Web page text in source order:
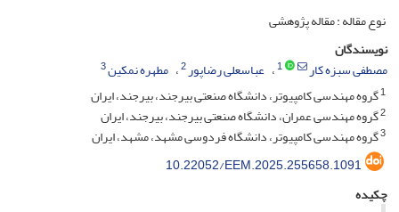
نوع مقاله : مقاله پژوهشی
نویسندگان
مصطفی سبزه کار
1 عباسعلی رضاپور2 مطهره نمکین3
1گروه مهندسی کامپیوتر، دانشگاه صنعتی بیرجند، بیرجند، ایران
2گروه مهندسی عمران، دانشگاه صنعتی بیرجند، بیرجند، ایران
3گروه مهندسی کامپیوتر، دانشگاه فردوسی مشهد، مشهد، ایران
10.22052/EEM.2025.255658.1091
چکیده